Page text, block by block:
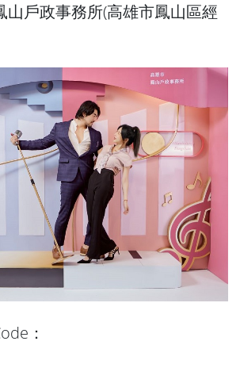
山戶政事務所(高雄市鳳山區經
：